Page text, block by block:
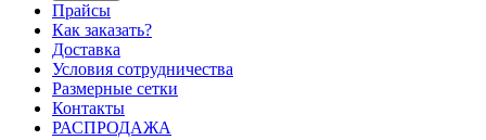
Прайсы
Как заказать?
Доставка
Условия сотрудничества
Размерные сетки
Контакты
РАСПРОДАЖА